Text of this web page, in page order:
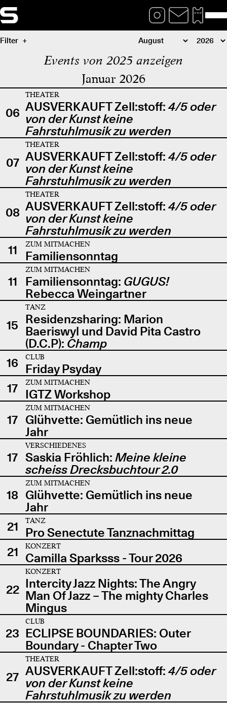
Filter
Events von 2025 anzeigen
Januar 2026
06
THEATER
AUSVERKAUFT Zell:stoff: 4/5 oder
von der Kunst keine
Fahrstuhlmusik zu werden
07
THEATER
AUSVERKAUFT Zell:stoff: 4/5 oder
von der Kunst keine
Fahrstuhlmusik zu werden
08
THEATER
AUSVERKAUFT Zell:stoff: 4/5 oder
von der Kunst keine
Fahrstuhlmusik zu werden
11
ZUM MITMACHEN
Familiensonntag
11
ZUM MITMACHEN
Familiensonntag: GUGUS!
Rebecca Weingartner
15
TANZ
Residenzsharing: Marion
Baeriswyl und David Pita Castro
(D.C.P): Champ
16
CLUB
Friday Psyday
17
ZUM MITMACHEN
IGTZ Workshop
17
ZUM MITMACHEN
Glühvette: Gemütlich ins neue
Jahr
17
VERSCHIEDENES
Saskia Fröhlich: Meine kleine
scheiss Drecksbuchtour 2.0
18
ZUM MITMACHEN
Glühvette: Gemütlich ins neue
Jahr
21
TANZ
Pro Senectute Tanznachmittag
21
KONZERT
Camilla Sparksss - Tour 2026
22
KONZERT
Intercity Jazz Nights: The Angry
Man Of Jazz – The mighty Charles
Mingus
23
CLUB
ECLIPSE BOUNDARIES: Outer
Boundary - Chapter Two
27
THEATER
AUSVERKAUFT Zell:stoff: 4/5 oder
von der Kunst keine
Fahrstuhlmusik zu werden